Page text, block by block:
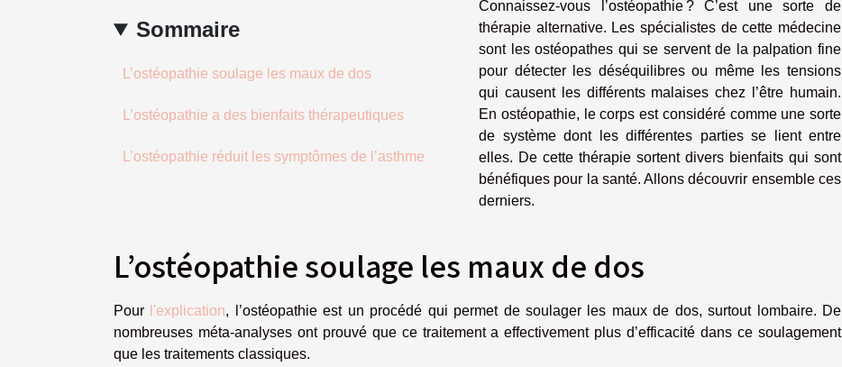
Sommaire
L’ostéopathie soulage les maux de dos
L’ostéopathie a des bienfaits thérapeutiques
L’ostéopathie réduit les symptômes de l’asthme
Connaissez-vous l’ostéopathie ? C’est une sorte de
thérapie alternative. Les spécialistes de cette médecine
sont les ostéopathes qui se servent de la palpation fine
pour détecter les déséquilibres ou même les tensions
qui causent les différents malaises chez l’être humain.
En ostéopathie, le corps est considéré comme une sorte
de système dont les différentes parties se lient entre
elles. De cette thérapie sortent divers bienfaits qui sont
bénéfiques pour la santé. Allons découvrir ensemble ces
derniers.
L’ostéopathie soulage les maux de dos
Pour l'explication, l’ostéopathie est un procédé qui permet de soulager les maux de dos, surtout lombaire. De
nombreuses méta-analyses ont prouvé que ce traitement a effectivement plus d’efficacité dans ce soulagement
que les traitements classiques.